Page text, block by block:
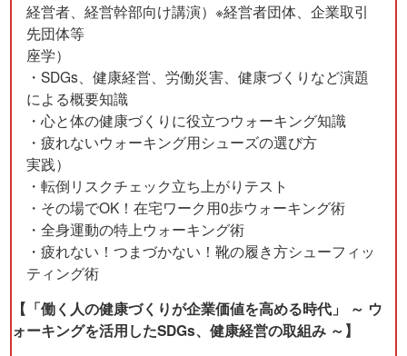
経営者、経営幹部向け講演）※経営者団体、企業取引
先団体等
座学）
・SDGs、健康経営、労働災害、健康づくりなど演題
による概要知識
・心と体の健康づくりに役立つウォーキング知識
・疲れないウォーキング用シューズの選び方
実践）
・転倒リスクチェック立ち上がりテスト
・その場でOK！在宅ワーク用0歩ウォーキング術
・全身運動の特上ウォーキング術
・疲れない！つまづかない！靴の履き方シューフィッ
ティング術
【「働く人の健康づくりが企業価値を高める時代」 ～ ウ
ォーキングを活用したSDGs、健康経営の取組み ～】